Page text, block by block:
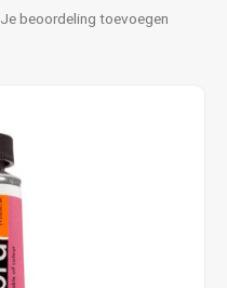
Je beoordeling toevoegen